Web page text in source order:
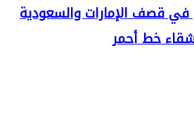
في قصف الإمارات والسعودية
خط أحمر